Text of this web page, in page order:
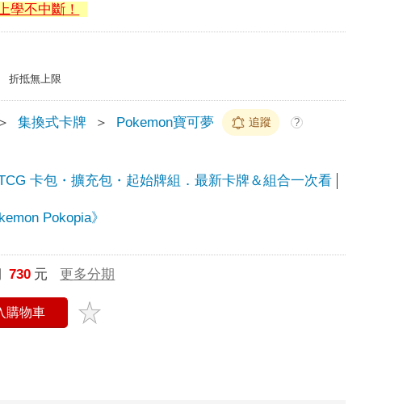
學不中斷！
折抵無上限
＞ 集換式卡牌 ＞ Pokemon寶可夢 追蹤 ?
卡包・擴充包・起始牌組．最新卡牌＆組合一次看
Pokopia》
730 元 更多分期
購物車